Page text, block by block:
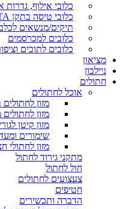
כלובי אילוף, גדרות
כלובי טיסה בתקן IATA
תיקים/מנשאים
כלובים למכרסמים
כלובים לתוכים
מציאון
ניילבון
חתולים
אוכל לחתולים
מזון לחתולים
מזון
מזון קיטן
שימורים
מזון לחתולי
מתקני גירוד לחתול
חול לחתול
צעצועים לחתולים
חטיפים
הדברה ותכשירים